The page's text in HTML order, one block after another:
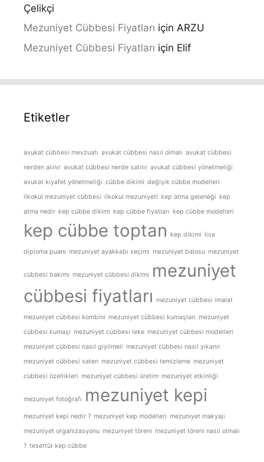
Çelikçi
Mezuniyet Cübbesi Fiyatları için ARZU
Mezuniyet Cübbesi Fiyatları için Elif
Etiketler
avukat cübbesi mevzuatı avukat cübbesi nasıl olmalı avukat cübbesi
nerden alınır avukat cübbesi nerde satılır avukat cübbesi yönetmeliği
avukat kıyafet yönetmeliği cübbe dikimi değişik cübbe modelleri
ilkokul mezuniyet cübbesi ilkokul mezuniyeti kep atma geleneği kep
atma nedir kep cübbe dikimi kep cübbe fiyatları kep cübbe modelleri
kep cübbe toptan kep dikimi lise
diploma puanı mezuniyet ayakkabı seçimi mezuniyet balosu mezuniyet
cübbesi bakımı mezuniyet cübbesi dikimi
mezuniyet
cübbesi fiyatları mezuniyet cübbesi imalat
mezuniyet cübbesi kombini mezuniyet cübbesi kumaşları mezuniyet
cübbesi kumaşı mezuniyet cübbesi leke mezuniyet cübbesi modelleri
mezuniyet cübbesi nasıl giyilmeli mezuniyet cübbesi nasıl yıkanır
mezuniyet cübbesi saten mezuniyet cübbesi temizleme mezuniyet
cübbesi özellikleri mezuniyet cübbesi üretim mezuniyet etkinliği
mezuniyet fotoğrafı mezuniyet kepi
mezuniyet kepi nedir ? mezuniyet kep modelleri mezuniyet makyajı
mezuniyet organizasyonu mezuniyet töreni mezuniyet töreni nasıl olmalı
? tesettür kep cübbe